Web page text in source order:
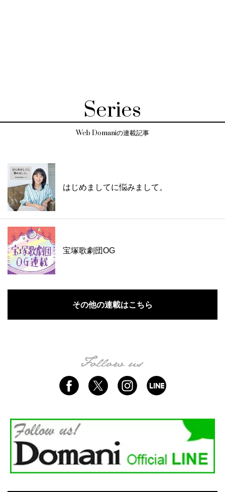
Series
Web Domaniの連載記事
はじめましてに悩みまして。
宝塚歌劇団OG
その他の連載はこちら